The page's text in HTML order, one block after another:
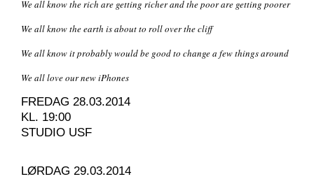
We all know the rich are getting richer and the poor are getting poorer
We all know the earth is about to roll over the cliff
We all know it probably would be good to change a few things around
We all love our new iPhones
FREDAG 28.03.2014
KL. 19:00
STUDIO USF
LØRDAG 29.03.2014